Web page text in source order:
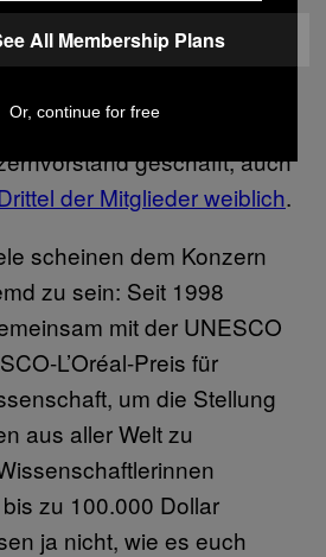
zum Namen einer
machen. Doch vielleicht
auch an seinen eigenen
Die erste Frau hat es
geschafft, auch
der Mitglieder weiblich.
scheinen dem Konzern
zu sein: Seit 1998
mit der UNESCO
L’Oréal-Preis für
um die Stellung
aus aller Welt zu
zu 100.000 Dollar
ja nicht, wie es euch
All Membership Plans
Or, continue for free